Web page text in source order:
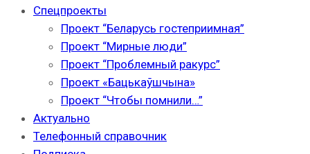
Спецпроекты
Проект “Беларусь гостеприимная”
Проект “Мирные люди”
Проект “Проблемный ракурс”
Проект «Бацькаўшчына»
Проект “Чтобы помнили…”
Актуально
Телефонный справочник